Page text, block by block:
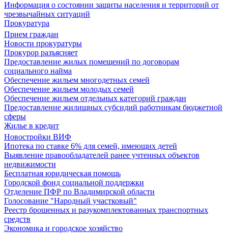
Информация о состоянии защиты населения и территорий от
чрезвычайных ситуаций
Прокуратура
Прием граждан
Новости прокуратуры
Прокурор разъясняет
Предоставление жилых помещений по договорам
социального найма
Обеспечение жильем многодетных семей
Обеспечение жильем молодых семей
Обеспечение жильем отдельных категорий граждан
Предоставление жилищных субсидий работникам бюджетной
сферы
Жилье в кредит
Новостройки ВИФ
Ипотека по ставке 6% для семей, имеющих детей
Выявление правообладателей ранее учтенных объектов
недвижимости
Бесплатная юридическая помощь
Городской фонд социальной поддержки
Отделение ПФР по Владимирской области
Голосование "Народный участковый"
Реестр брошенных и разукомплектованных транспортных
средств
Экономика и городское хозяйство